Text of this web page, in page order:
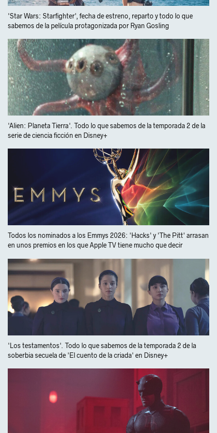
'Star Wars: Starfighter', fecha de estreno, reparto y todo lo que
sabemos de la película protagonizada por Ryan Gosling
'Alien: Planeta Tierra'. Todo lo que sabemos de la temporada 2 de la
serie de ciencia ficción en Disney+
Todos los nominados a los Emmys 2026: 'Hacks' y 'The Pitt' arrasan
en unos premios en los que Apple TV tiene mucho que decir
'Los testamentos'. Todo lo que sabemos de la temporada 2 de la
soberbia secuela de 'El cuento de la criada' en Disney+